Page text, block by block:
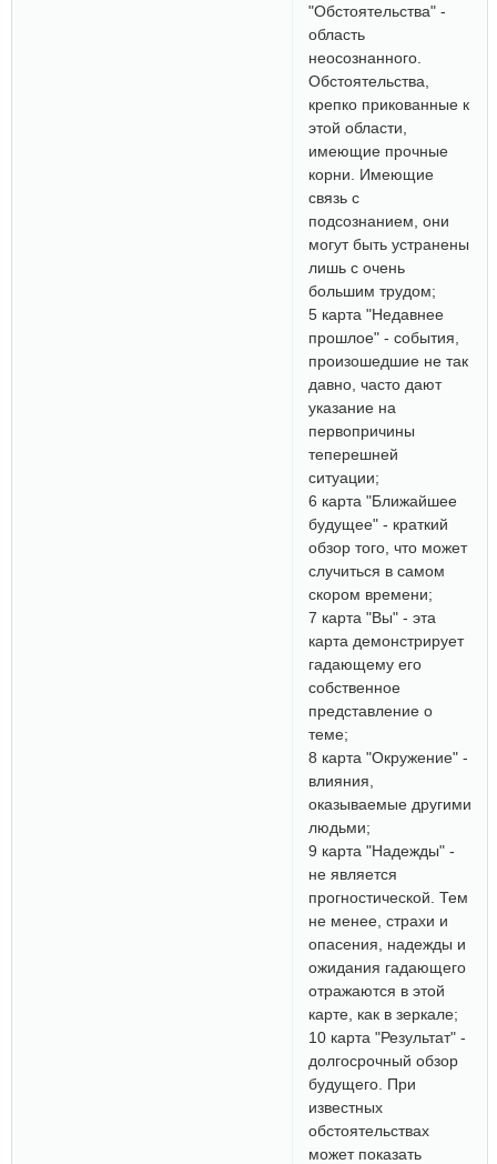
"Обстоятельства" -
область
неосознанного.
Обстоятельства,
крепко прикованные к
этой области,
имеющие прочные
корни. Имеющие
связь с
подсознанием, они
могут быть устранены
лишь с очень
большим трудом;
5 карта "Недавнее
прошлое" - события,
произошедшие не так
давно, часто дают
указание на
первопричины
теперешней
ситуации;
6 карта "Ближайшее
будущее" - краткий
обзор того, что может
случиться в самом
скором времени;
7 карта "Вы" - эта
карта демонстрирует
гадающему его
собственное
представление о
теме;
8 карта "Окружение" -
влияния,
оказываемые другими
людьми;
9 карта "Надежды" -
не является
прогностической. Тем
не менее, страхи и
опасения, надежды и
ожидания гадающего
отражаются в этой
карте, как в зеркале;
10 карта "Результат" -
долгосрочный обзор
будущего. При
известных
обстоятельствах
может показать